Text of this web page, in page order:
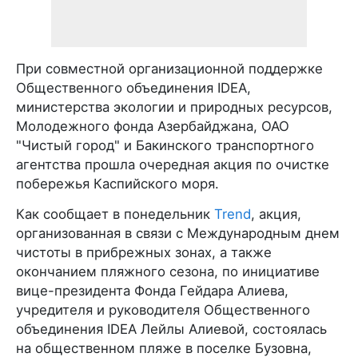
При совместной организационной поддержке
Общественного объединения IDEA,
министерства экологии и природных ресурсов,
Молодежного фонда Азербайджана, ОАО
"Чистый город" и Бакинского транспортного
агентства прошла очередная акция по очистке
побережья Каспийского моря.
Как сообщает в понедельник Trend, акция,
организованная в связи с Международным днем
чистоты в прибрежных зонах, а также
окончанием пляжного сезона, по инициативе
вице-президента Фонда Гейдара Алиева,
учредителя и руководителя Общественного
объединения IDEA Лейлы Алиевой, состоялась
на общественном пляже в поселке Бузовна,